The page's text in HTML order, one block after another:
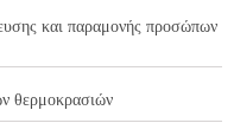
και παραμονής προσώπων
θερμοκρασιών